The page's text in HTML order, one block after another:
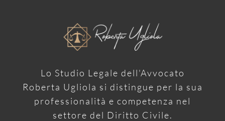
Lo Studio Legale dell'Avvocato
Roberta Ugliola si distingue per la sua
professionalità e competenza nel
settore del Diritto Civile.